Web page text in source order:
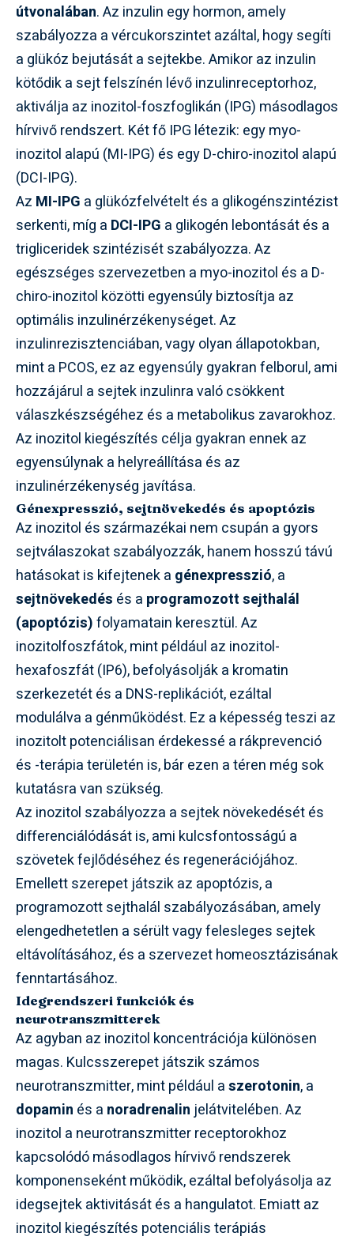
útvonalában. Az inzulin egy hormon, amely
szabályozza a vércukorszintet azáltal, hogy segíti
a glükóz bejutását a sejtekbe. Amikor az inzulin
kötődik a sejt felszínén lévő inzulinreceptorhoz,
aktiválja az inozitol-foszfoglikán (IPG) másodlagos
hírvivő rendszert. Két fő IPG létezik: egy myo-
inozitol alapú (MI-IPG) és egy D-chiro-inozitol alapú
(DCI-IPG).
Az MI-IPG a glükózfelvételt és a glikogénszintézist
serkenti, míg a DCI-IPG a glikogén lebontását és a
trigliceridek szintézisét szabályozza. Az
egészséges szervezetben a myo-inozitol és a D-
chiro-inozitol közötti egyensúly biztosítja az
optimális inzulinérzékenységet. Az
inzulinrezisztenciában, vagy olyan állapotokban,
mint a PCOS, ez az egyensúly gyakran felborul, ami
hozzájárul a sejtek inzulinra való csökkent
válaszkészségéhez és a metabolikus zavarokhoz.
Az inozitol kiegészítés célja gyakran ennek az
egyensúlynak a helyreállítása és az
inzulinérzékenység javítása.
Génexpresszió, sejtnövekedés és apoptózis
Az inozitol és származékai nem csupán a gyors
sejtválaszokat szabályozzák, hanem hosszú távú
hatásokat is kifejtenek a génexpresszió, a
sejtnövekedés és a programozott sejthalál
(apoptózis)folyamatain keresztül. Az
inozitolfoszfátok, mint például az inozitol-
hexafoszfát (IP6), befolyásolják a kromatin
szerkezetét és a DNS-replikációt, ezáltal
modulálva a génműködést. Ez a képesség teszi az
inozitolt potenciálisan érdekessé a rákprevenció
és -terápia területén is, bár ezen a téren még sok
kutatásra van szükség.
Az inozitol szabályozza a sejtek növekedését és
differenciálódását is, ami kulcsfontosságú a
szövetek fejlődéséhez és regenerációjához.
Emellett szerepet játszik az apoptózis, a
programozott sejthalál szabályozásában, amely
elengedhetetlen a sérült vagy felesleges sejtek
eltávolításához, és a szervezet homeosztázisának
fenntartásához.
Idegrendszeri funkciók és
neurotranszmitterek
Az agyban az inozitol koncentrációja különösen
magas. Kulcsszerepet játszik számos
neurotranszmitter, mint például aszerotonin, a
dopamin és a noradrenalin jelátvitelében. Az
inozitol a neurotranszmitter receptorokhoz
kapcsolódó másodlagos hírvivő rendszerek
komponenseként működik, ezáltal befolyásolja az
idegsejtek aktivitását és a hangulatot. Emiatt az
inozitol kiegészítés potenciális terápiás